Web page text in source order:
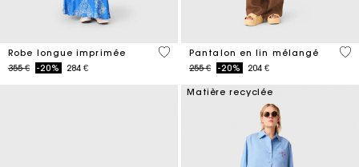
Robe longue imprimée
Price reduced from
355 €to-20% 284 €
5 out of 5 Customer Rating
Pantalon en lin mélangé
Price reduced from
255 €to-20% 204 €
4,1
Matière recyclée